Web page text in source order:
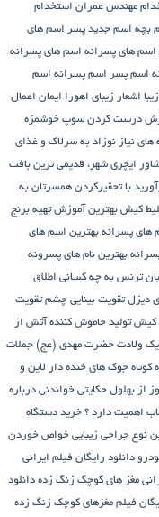
مهندس عمران استخدام
بچه اسم جدید پسر اسم های
اسم های پسرانه اسم های پسرانه
اسم پسر اسم پسرانه اسم
اشعار زیبای اهورا ایمان اعمال
درست کردن سوپ خوشمزه
های نیاز نوزاد به سرلاک و غذای
ایچری شهر، قدیمی ترین بافت
با تحقیرکردن همسرتان به
کیش بهترین آموزش تهیه برنج
های پسرانه بهترین اسم های
بهترین نام های پسرونه
ترنس به چه کسانی اطلاق
دیزل تقویت بینایی چشم تقویت
کیش تولید خاموش کننده آتش از
ولادت حضرت مهدی (عج) جملات
کوتاه جوک های خنده دار لاین و
از بهلول حکایتی خواندنی درباره
اهمیت دارد ؟ خرید دستگاه
نوع جراحی زیبایی خواص خوردن
دانلود رایگان فیلم ایرانی
مغز های کوچک زنگ زده دانلود
فیلم مغزهای کوچک زنگ زده